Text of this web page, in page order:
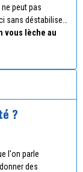
peut pas
sans déstabiliser
vous lèche au
?
l'on parle
des